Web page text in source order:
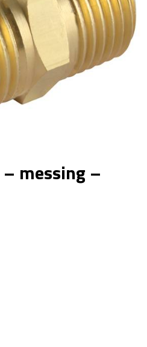
messing –